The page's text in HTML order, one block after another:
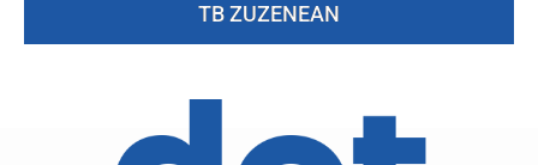
TB ZUZENEAN